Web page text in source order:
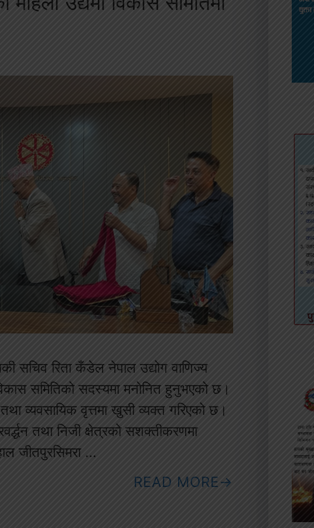
सचिव रिता कँडेल नेपाल उद्योग वाणिज्य
समितिको सदस्यमा मनोनित हुनुभएको छ।
व्यवसायिक वृत्तमा खुसी व्यक्त गरिएको छ।
तथा निजी क्षेत्रको सशक्तीकरणमा
जीतपुरसिमरा …
READ MORE